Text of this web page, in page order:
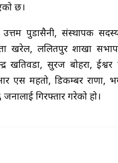
छ।
उत्तम पुडासैनी, संस्थापक
खरेल, ललितपुर शाखा
खतिवडा, सुरज बोहरा,
आर एस महतो, डिकम्बर राणा,
गिरफ्तार गरेको हो।